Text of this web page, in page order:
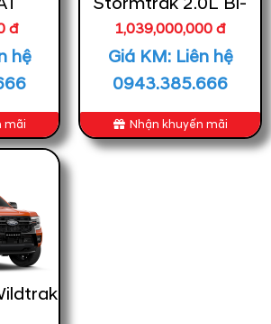
đ
hệ
mãi
Turbo 4x4 AT
1,039,000,000 đ
Giá KM: Liên hệ
0943.385.666
Nhận khuyến mãi